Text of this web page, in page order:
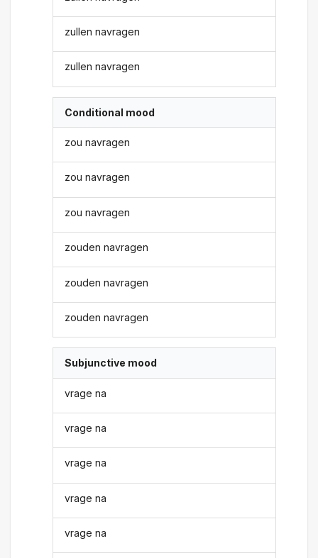
zullen navragen
zullen navragen
Conditional mood
zou navragen
zou navragen
zou navragen
zouden navragen
zouden navragen
zouden navragen
Subjunctive mood
vrage na
vrage na
vrage na
vrage na
vrage na